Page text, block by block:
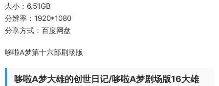
大小：6.51GB
分辨率：1920*1080
分享方式：百度网盘
哆啦A梦第十六部剧场版
哆啦A梦大雄的创世日记/哆啦A梦剧场版16大雄